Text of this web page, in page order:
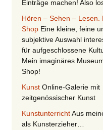
Einträge machen! Also
Hören – Sehen – Lesen.
Shop Eine kleine, feine
subjektive Auswahl
für aufgeschlossene
Mein imaginäres
Shop!
Kunst Online-Galerie mit
zeitgenössischer Kunst
KunstunterrichtAus
als Kunsterzieher…